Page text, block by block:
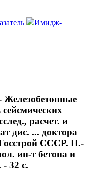
Имидж-
расчет. и
дис. ... доктора
СССР. Н.-
ин-т бетона и
- 32 с.